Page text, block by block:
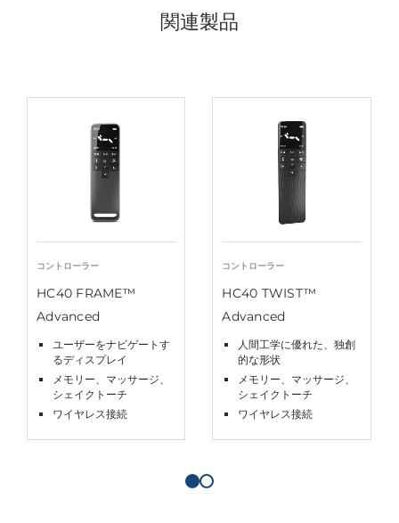
関連製品
コントローラー
HC40 FRAME™
Advanced
ユーザーをナビゲートす
るディスプレイ
メモリー、マッサージ、
シェイクトーチ
ワイヤレス接続
コントローラー
HC40 TWIST™
Advanced
人間工学に優れた、独創
的な形状
メモリー、マッサージ、
シェイクトーチ
ワイヤレス接続